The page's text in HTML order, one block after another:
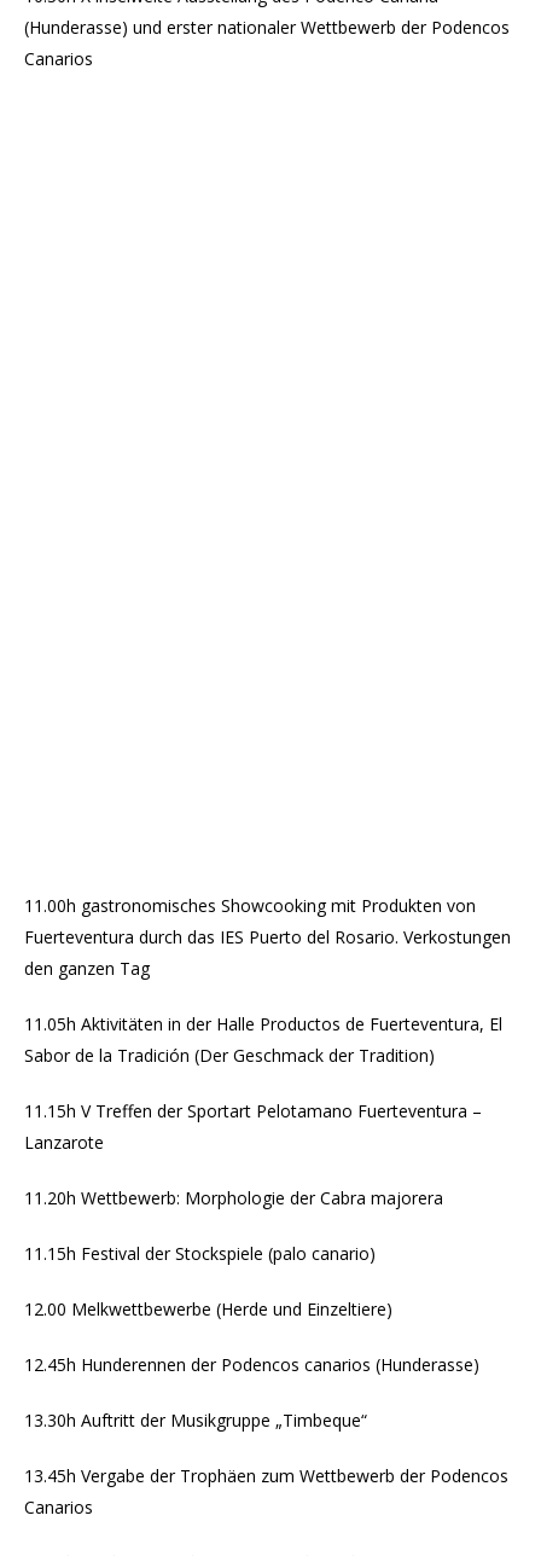
(Hunderasse) und erster nationaler Wettbewerb der Podencos
Canarios
11.00h gastronomisches Showcooking mit Produkten von
Fuerteventura durch das IES Puerto del Rosario. Verkostungen
den ganzen Tag
11.05h Aktivitäten in der Halle Productos de Fuerteventura, El
Sabor de la Tradición (Der Geschmack der Tradition)
11.15h V Treffen der Sportart Pelotamano Fuerteventura –
Lanzarote
11.20h Wettbewerb: Morphologie der Cabra majorera
11.15h Festival der Stockspiele (palo canario)
12.00 Melkwettbewerbe (Herde und Einzeltiere)
12.45h Hunderennen der Podencos canarios (Hunderasse)
13.30h Auftritt der Musikgruppe „Timbeque“
13.45h Vergabe der Trophäen zum Wettbewerb der Podencos
Canarios